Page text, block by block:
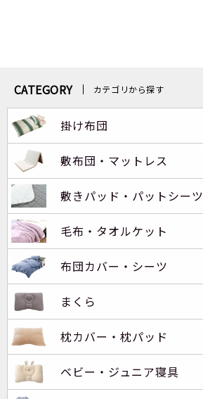
CATEGORY カテゴリから探す
掛け布団
敷布団・マットレス
敷きパッド・パットシーツ
毛布・タオルケット
布団カバー・シーツ
まくら
枕カバー・枕パッド
ベビー・ジュニア寝具